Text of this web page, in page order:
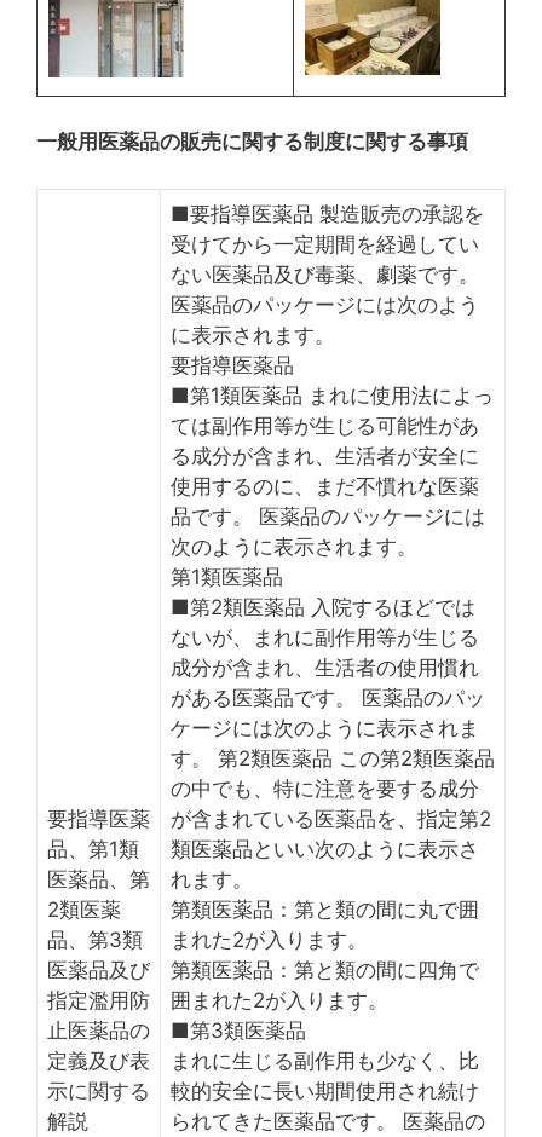
一般用医薬品の販売に関する制度に関する事項
要指導医薬
品、第1類
医薬品、第
2類医薬
品、第3類
医薬品及び
指定濫用防
止医薬品の
定義及び表
示に関する
解説
■要指導医薬品 製造販売の承認を
受けてから一定期間を経過してい
ない医薬品及び毒薬、劇薬です。
医薬品のパッケージには次のよう
に表示されます。
要指導医薬品
■第1類医薬品 まれに使用法によっ
ては副作用等が生じる可能性があ
る成分が含まれ、生活者が安全に
使用するのに、まだ不慣れな医薬
品です。 医薬品のパッケージには
次のように表示されます。
第1類医薬品
■第2類医薬品 入院するほどでは
ないが、まれに副作用等が生じる
成分が含まれ、生活者の使用慣れ
がある医薬品です。 医薬品のパッ
ケージには次のように表示されま
す。 第2類医薬品 この第2類医薬品
の中でも、特に注意を要する成分
が含まれている医薬品を、指定第2
類医薬品といい次のように表示さ
れます。
第類医薬品：第と類の間に丸で囲
まれた2が入ります。
第類医薬品：第と類の間に四角で
囲まれた2が入ります。
■第3類医薬品
まれに生じる副作用も少なく、比
較的安全に長い期間使用され続け
られてきた医薬品です。 医薬品の